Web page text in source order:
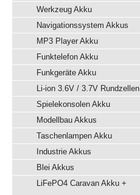
Werkzeug Akku
Navigationssystem Akkus
MP3 Player Akku
Funktelefon Akku
Funkgeräte Akku
Li-ion 3.6V / 3.7V Rundzellen
Spielekonsolen Akku
Modellbau Akkus
Taschenlampen Akku
Industrie Akkus
Blei Akkus
LiFePO4 Caravan Akku +